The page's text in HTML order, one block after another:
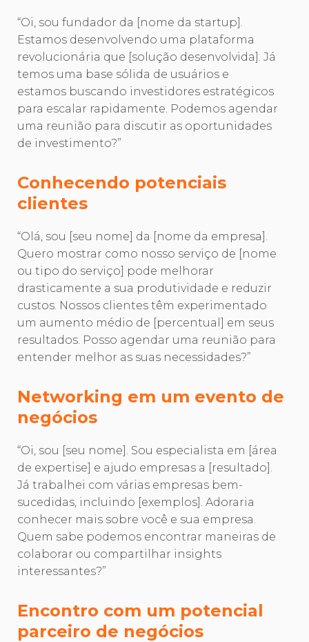
“Oi, sou fundador da [nome da startup].
Estamos desenvolvendo uma plataforma
revolucionária que [solução desenvolvida]. Já
temos uma base sólida de usuários e
estamos buscando investidores estratégicos
para escalar rapidamente. Podemos agendar
uma reunião para discutir as oportunidades
de investimento?”
Conhecendo potenciais
clientes
“Olá, sou [seu nome] da [nome da empresa].
Quero mostrar como nosso serviço de [nome
ou tipo do serviço] pode melhorar
drasticamente a sua produtividade e reduzir
custos. Nossos clientes têm experimentado
um aumento médio de [percentual] em seus
resultados. Posso agendar uma reunião para
entender melhor as suas necessidades?”
Networking em um evento de
negócios
“Oi, sou [seu nome]. Sou especialista em [área
de expertise] e ajudo empresas a [resultado].
Já trabalhei com várias empresas bem-
sucedidas, incluindo [exemplos]. Adoraria
conhecer mais sobre você e sua empresa.
Quem sabe podemos encontrar maneiras de
colaborar ou compartilhar insights
interessantes?”
Encontro com um potencial
parceiro de negócios